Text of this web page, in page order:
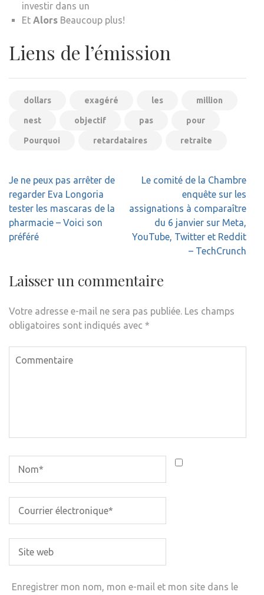
investir dans un
Et Alors Beaucoup plus!
Liens de l’émission
dollars exagéré les million
nest objectif pas pour
Pourquoi retardataires retraite
Navigation
de
l’article
Je ne peux pas arrêter de
regarder Eva Longoria
tester les mascaras de la
pharmacie – Voici son
préféré
Le comité de la Chambre
enquête sur les
assignations à comparaître
du 6 janvier sur Meta,
YouTube, Twitter et Reddit
– TechCrunch
Laisser un commentaire
Votre adresse e-mail ne sera pas publiée. Les champs
obligatoires sont indiqués avec *
Enregistrer mon nom, mon e-mail et mon site dans le